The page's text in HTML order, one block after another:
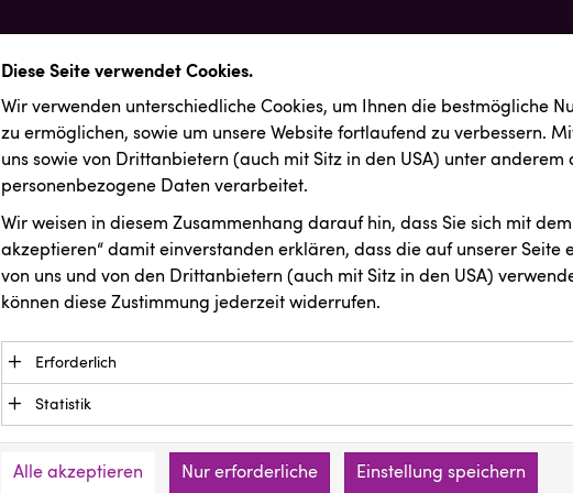
Diese Seite verwendet Cookies.
Wir verwenden unterschiedliche Cookies, um Ihnen die best­mögliche
zu ermöglichen, sowie um unsere Website fortlaufend zu verbessern.
uns sowie von Drittanbietern (auch mit Sitz in den USA) unter anderem
personenbezogene Daten verarbeitet.
Wir weisen in diesem Zusammenhang darauf hin, dass Sie sich mit
akzeptieren“ damit ein­ver­standen erklären, dass die auf unserer Seite
von uns und von den Drittanbietern (auch mit Sitz in den USA)
können diese Zustimmung jederzeit widerrufen.
Erforderlich
Essenzielle Cookies ermöglichen grundlegende Funktionen und sind
Funktion der Website erforderlich. Diese Cookies speichern keine
Daten und werden an keine Dritten übermittelt.
Anbieter: Eigentümer der Website (Erstanbieter)
Statistik
verstehen, wie unsere Besucher unsere Website nutzen.
Alle akzeptieren Nur erforderliche Einstellung speichern